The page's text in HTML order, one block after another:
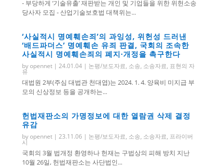
- 부당하게 ‘기술유출’ 재판받는 개인 및 기업들을 위한 위헌소송
당사자 모집 - 산업기술보호법 대책위는...
‘사실적시 명예훼손죄’의 과잉성, 위헌성 드러낸
‘배드파더스’ 명예훼손 유죄 판결, 국회의 조속한
사실적시 명예훼손죄의 폐지·개정을 촉구한다
byopennet| 24.01.04| 논평/보도자료, 소송, 소송자료, 표현의 자
유
대법원 2부(주심 대법관 천대엽)는 2024. 1. 4. 양육비 미지급 부
모의 신상정보 등을 공개하는...
헌법재판소의 가명정보에 대한 열람권 삭제 결정
유감
byopennet| 23.11.06| 논평/보도자료, 소송, 소송자료, 프라이버
시
국회의 3월 법개정 환영하나 헌재는 구법상의 피해 방치 지난
10월 26일, 헌법재판소는 사단법인...